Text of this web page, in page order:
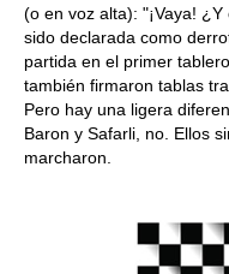
(o en voz alta): "¡Vaya!
sido declarada como
partida en el primer
también firmaron tablas
Pero hay una ligera
Baron y Safarli, no. Ellos
marcharon.